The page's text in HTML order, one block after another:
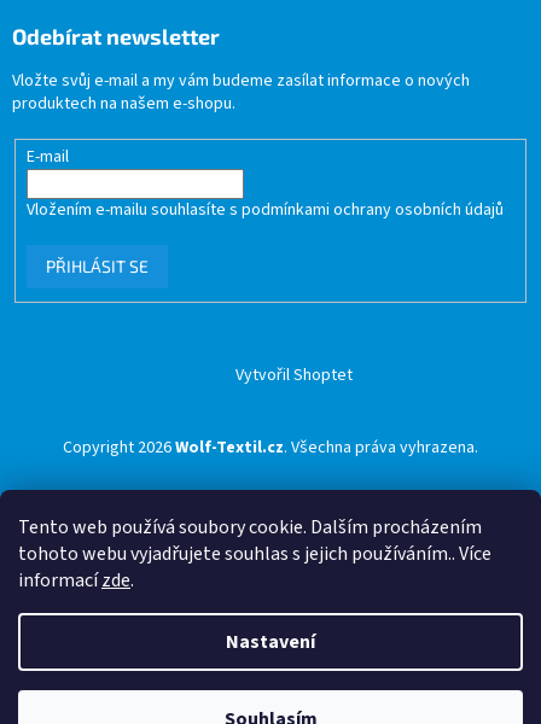
Tento web používá soubory cookie. Dalším procházením
tohoto webu vyjadřujete souhlas s jejich používáním.. Více
informacízde.
Nastavení
Odebírat newsletter
Vložte svůj e-mail a my vám budeme zasílat informace o nových
produktech na našem e-shopu.
E-mail
Vložením e-mailu souhlasíte s podmínkami ochrany osobních údajů
PŘIHLÁSIT SE
Vytvořil Shoptet
Copyright 2026Wolf-Textil.cz. Všechna práva vyhrazena.